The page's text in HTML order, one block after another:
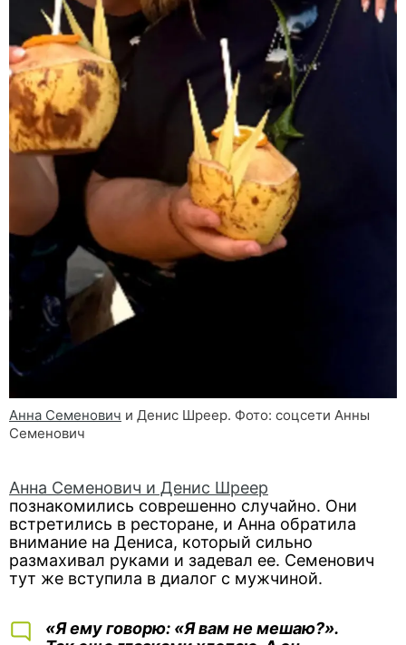
Анна Семенович и Денис Шреер. Фото: соцсети Анны
Семенович
Анна Семенович и Денис Шреер
познакомились соврешенно случайно. Они
встретились в ресторане, и Анна обратила
внимание на Дениса, который сильно
размахивал руками и задевал ее. Семенович
тут же вступила в диалог с мужчиной.
«Я ему говорю: «Я вам не мешаю?».